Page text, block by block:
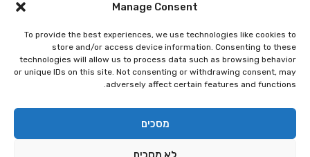
Manage Consent
To provide the best experiences, we use technologies like cookies to
store and/or access device information. Consenting to these
technologies will allow us to process data such as browsing behavior
or unique IDs on this site. Not consenting or withdrawing consent, may
adversely affect certain features and functions.
מסכים